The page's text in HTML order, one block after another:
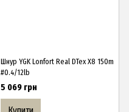
Шнур YGK Lonfort Real DTex X8 150m
#0.4/12lb
5 069 грн